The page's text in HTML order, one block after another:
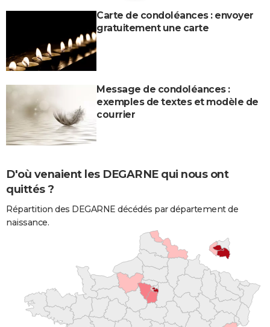
Carte de condoléances : envoyer
gratuitement une carte
Message de condoléances :
exemples de textes et modèle de
courrier
D'où venaient les DEGARNE qui nous ont
quittés ?
Répartition des DEGARNE décédés par département de
naissance.